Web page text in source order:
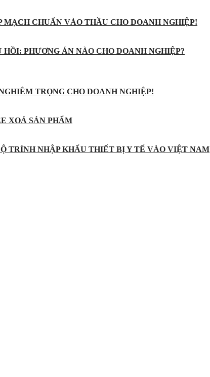
CHUẨN VÀO THẦU CHO DOANH NGHIỆP!
PHƯƠNG ÁN NÀO CHO DOANH NGHIỆP?
TRỌNG CHO DOANH NGHIỆP!
XOÁ SẢN PHẨM
TRÌNH NHẬP KHẨU THIẾT BỊ Y TẾ VÀO VIỆT NAM